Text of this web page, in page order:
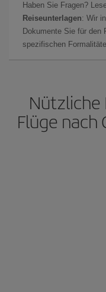
Haben Sie Fragen?
Reiseunterlagen: Wir
Dokumente Sie für den
spezifischen
Flüge nach